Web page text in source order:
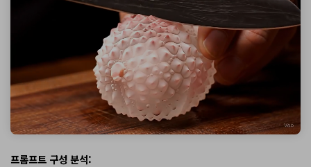
프롬프트 구성 분석: